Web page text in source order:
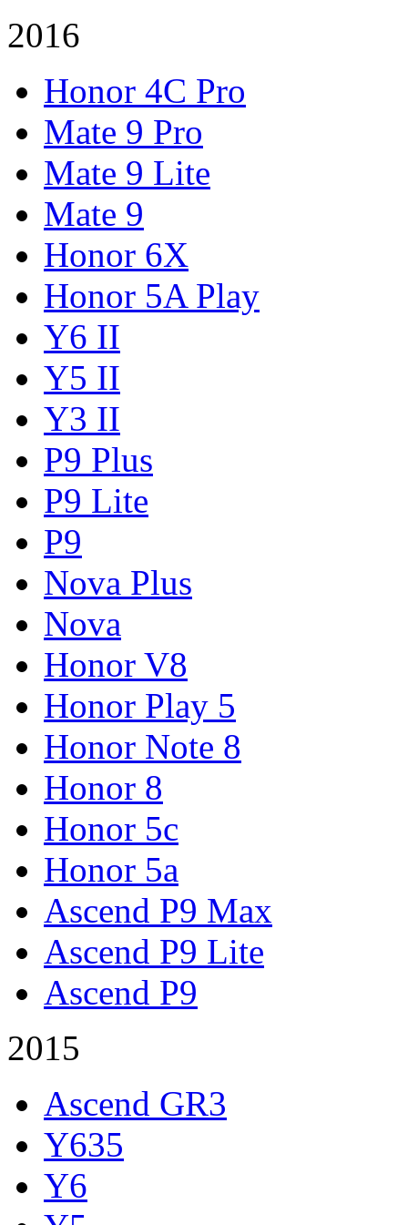
2016
Honor 4C Pro
Mate 9 Pro
Mate 9 Lite
Mate 9
Honor 6X
Honor 5A Play
Y6 II
Y5 II
Y3 II
P9 Plus
P9 Lite
P9
Nova Plus
Nova
Honor V8
Honor Play 5
Honor Note 8
Honor 8
Honor 5c
Honor 5a
Ascend P9 Max
Ascend P9 Lite
Ascend P9
2015
Ascend GR3
Y635
Y6